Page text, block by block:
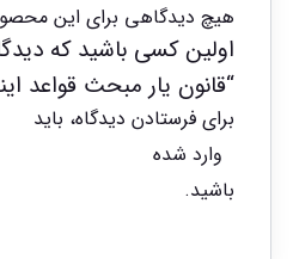
هیچ دیدگاهی برای این
اولین کسی باشید که
“قانون یار مبحث قواعد
برای فرستادن دیدگاه، باید
وارد شده
باشید.